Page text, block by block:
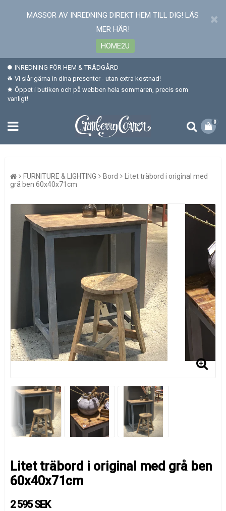
MASSOR AV INREDNING DIREKT HEM TILL DIG! LÄS
MER HÄR!
HOME2U
INREDNING FÖR HEM & TRÄDGÅRD
Vi slår gärna in dina presenter - utan extra kostnad!
Öppet i butiken och på webben hela sommaren, precis som
vanligt!
0
FURNITURE & LIGHTING Bord
Litet träbord i original med
grå ben 60x40x71cm
Litet träbord i original med grå ben
60x40x71cm
2 595 SEK